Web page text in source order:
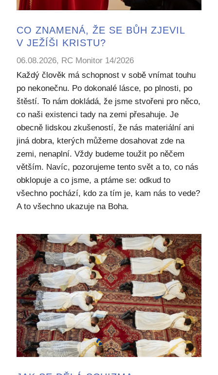
CO ZNAMENÁ, ŽE SE BŮH ZJEVIL
V JEŽÍŠI KRISTU?
06.08.2026, RC Monitor 14/2026
Každý člověk má schopnost v sobě vnímat touhu
po nekonečnu. Po dokonalé lásce, po plnosti, po
štěstí. To nám dokládá, že jsme stvořeni pro něco,
co naši existenci tady na zemi přesahuje. Je
obecně lidskou zkušeností, že nás materiální ani
jiná dobra, kterých můžeme dosahovat zde na
zemi, nenaplní. Vždy budeme toužit po něčem
větším. Navíc, pozorujeme tento svět a to, co nás
obklopuje a co jsme, a ptáme se: odkud to
všechno pochází, kdo za tím je, kam nás to vede?
A to všechno ukazuje na Boha.